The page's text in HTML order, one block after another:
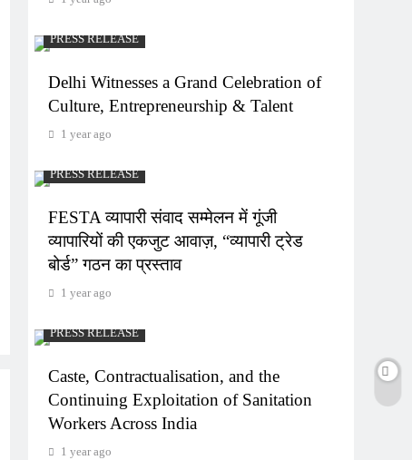
PRESS RELEASE
Delhi Witnesses a Grand Celebration of
Culture, Entrepreneurship & Talent
1 year ago
PRESS RELEASE
FESTA व्यापारी संवाद सम्मेलन में गूंजी
व्यापारियों की एकजुट आवाज़, “व्यापारी ट्रेड
बोर्ड” गठन का प्रस्ताव
1 year ago
PRESS RELEASE
Caste, Contractualisation, and the
Continuing Exploitation of Sanitation
Workers Across India
1 year ago